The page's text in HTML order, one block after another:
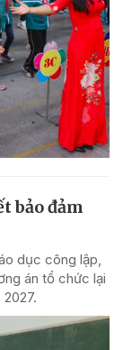
bảo đảm
dục công lập,
án tổ chức lại